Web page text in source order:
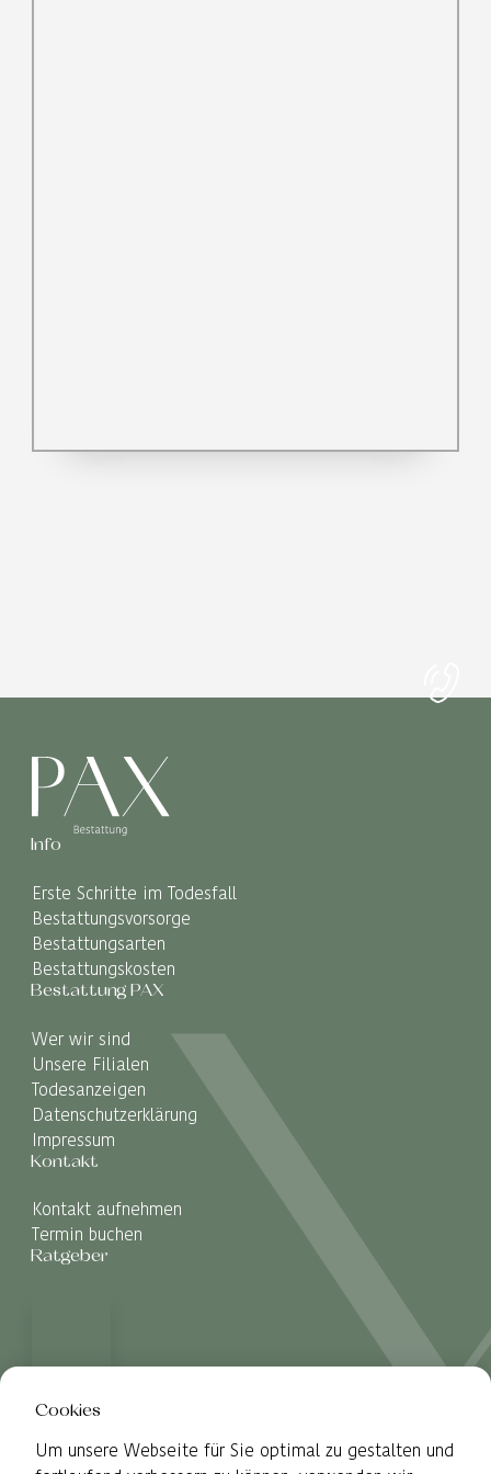
Info
Erste Schritte im Todesfall
Bestattungsvorsorge
Bestattungsarten
Bestattungskosten
Bestattung PAX
Wer wir sind
Unsere Filialen
Todesanzeigen
Datenschutzerklärung
Impressum
Kontakt
Kontakt aufnehmen
Termin buchen
Ratgeber
Cookies
Um unsere Webseite für Sie optimal zu gestalten und